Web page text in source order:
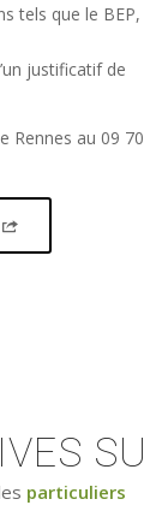
tels que le BEP,
justificatif de
Rennes au 09 70
particuliers